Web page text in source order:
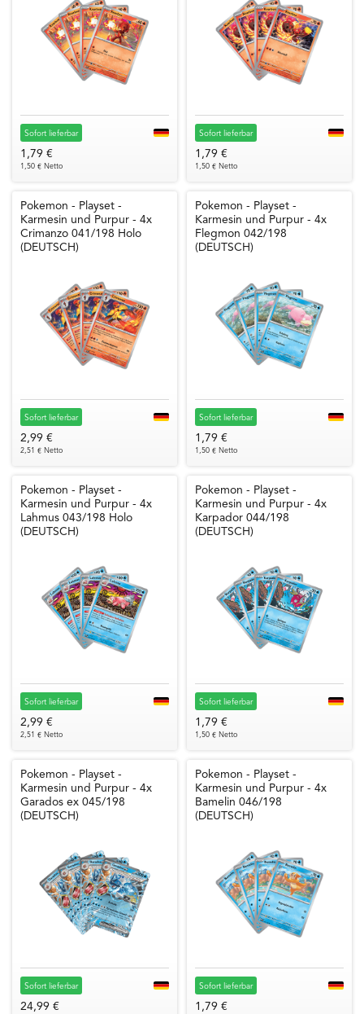
Sofort lieferbar
1,79 €
1,50 € Netto
Sofort lieferbar
1,79 €
1,50 € Netto
Pokemon - Playset -
Karmesin und Purpur - 4x
Crimanzo 041/198 Holo
(DEUTSCH)
Sofort lieferbar
2,99 €
2,51 € Netto
Pokemon - Playset -
Karmesin und Purpur - 4x
Flegmon 042/198
(DEUTSCH)
Sofort lieferbar
1,79 €
1,50 € Netto
Pokemon - Playset -
Karmesin und Purpur - 4x
Lahmus 043/198 Holo
(DEUTSCH)
Sofort lieferbar
2,99 €
2,51 € Netto
Pokemon - Playset -
Karmesin und Purpur - 4x
Karpador 044/198
(DEUTSCH)
Sofort lieferbar
1,79 €
1,50 € Netto
Pokemon - Playset -
Karmesin und Purpur - 4x
Garados ex 045/198
(DEUTSCH)
Sofort lieferbar
24,99 €
Pokemon - Playset -
Karmesin und Purpur - 4x
Bamelin 046/198
(DEUTSCH)
Sofort lieferbar
1,79 €